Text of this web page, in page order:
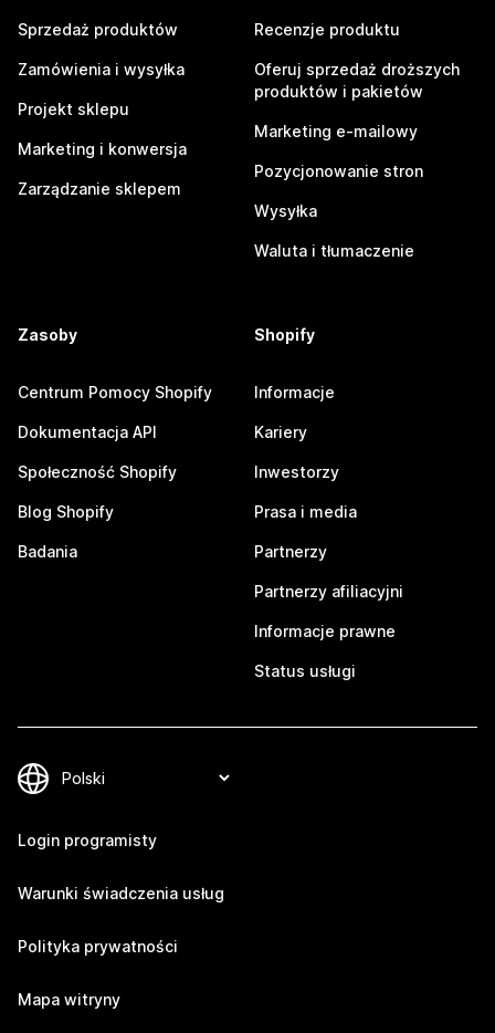
Sprzedaż produktów
Zamówienia i wysyłka
Projekt sklepu
Marketing i konwersja
Zarządzanie sklepem
Recenzje produktu
Oferuj sprzedaż droższych
produktów i pakietów
Marketing e-mailowy
Pozycjonowanie stron
Wysyłka
Waluta i tłumaczenie
Zasoby
Centrum Pomocy Shopify
Dokumentacja API
Społeczność Shopify
Blog Shopify
Badania
Shopify
Informacje
Kariery
Inwestorzy
Prasa i media
Partnerzy
Partnerzy afiliacyjni
Informacje prawne
Status usługi
Login programisty
Warunki świadczenia usług
Polityka prywatności
Mapa witryny